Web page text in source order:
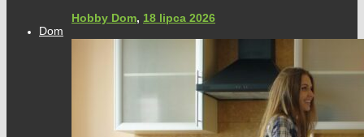
Hobby Dom, 18 lipca 2026
Dom